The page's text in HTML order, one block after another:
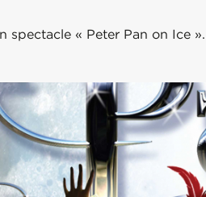
spectacle « Peter Pan on Ice ».